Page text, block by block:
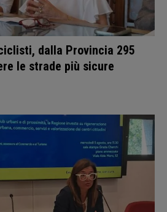
dalla Provincia 295
le strade più sicure